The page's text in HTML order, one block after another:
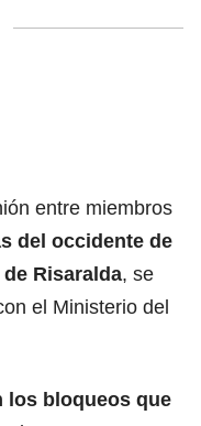
entre miembros
del occidente de
Risaralda, se
el Ministerio del
los bloqueos que